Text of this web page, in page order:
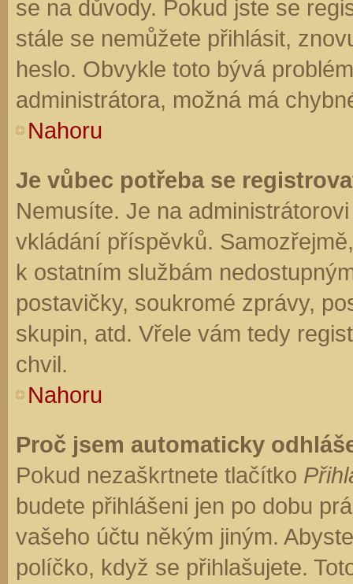
se na důvody. Pokud jste se
stále se nemůžete přihlásit,
heslo. Obvykle toto bývá
administrátora, možná má
Nahoru
Je vůbec potřeba se
Nemusíte. Je na
vkládání příspěvků.
k ostatním službám
postavičky, soukromé zprávy,
skupin, atd. Vřele vám tedy
chvil.
Nahoru
Proč jsem automaticky
Pokud nezaškrtnete tlačítko
budete přihlášeni jen po dobu
vašeho účtu někým jiným.
políčko, když se přihlašujete.